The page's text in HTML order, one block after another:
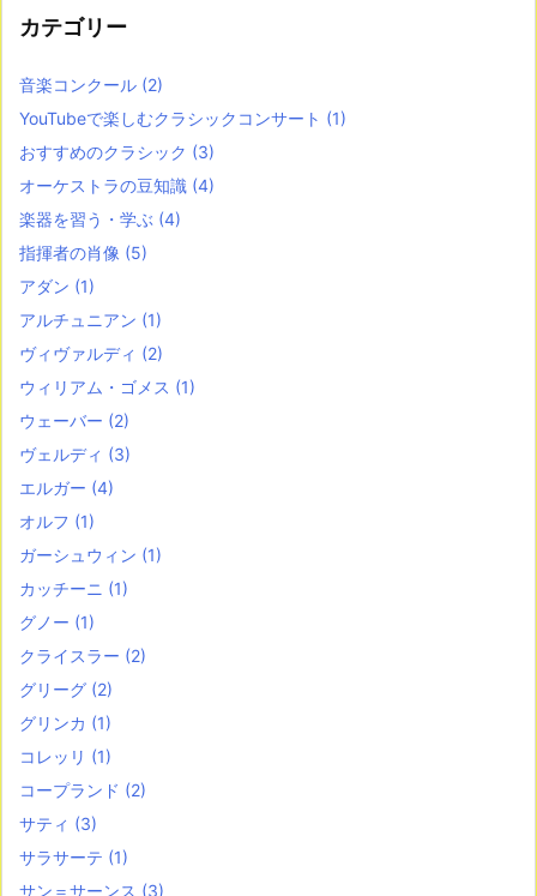
カテゴリー
音楽コンクール (2)
YouTubeで楽しむクラシックコンサート (1)
おすすめのクラシック (3)
オーケストラの豆知識 (4)
楽器を習う・学ぶ (4)
指揮者の肖像 (5)
アダン (1)
アルチュニアン (1)
ヴィヴァルディ (2)
ウィリアム・ゴメス (1)
ウェーバー (2)
ヴェルディ (3)
エルガー (4)
オルフ (1)
ガーシュウィン (1)
カッチーニ (1)
グノー (1)
クライスラー (2)
グリーグ (2)
グリンカ (1)
コレッリ (1)
コープランド (2)
サティ (3)
サラサーテ (1)
サン＝サーンス (3)